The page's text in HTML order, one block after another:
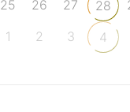
25 26 27 28
1 2 3 4